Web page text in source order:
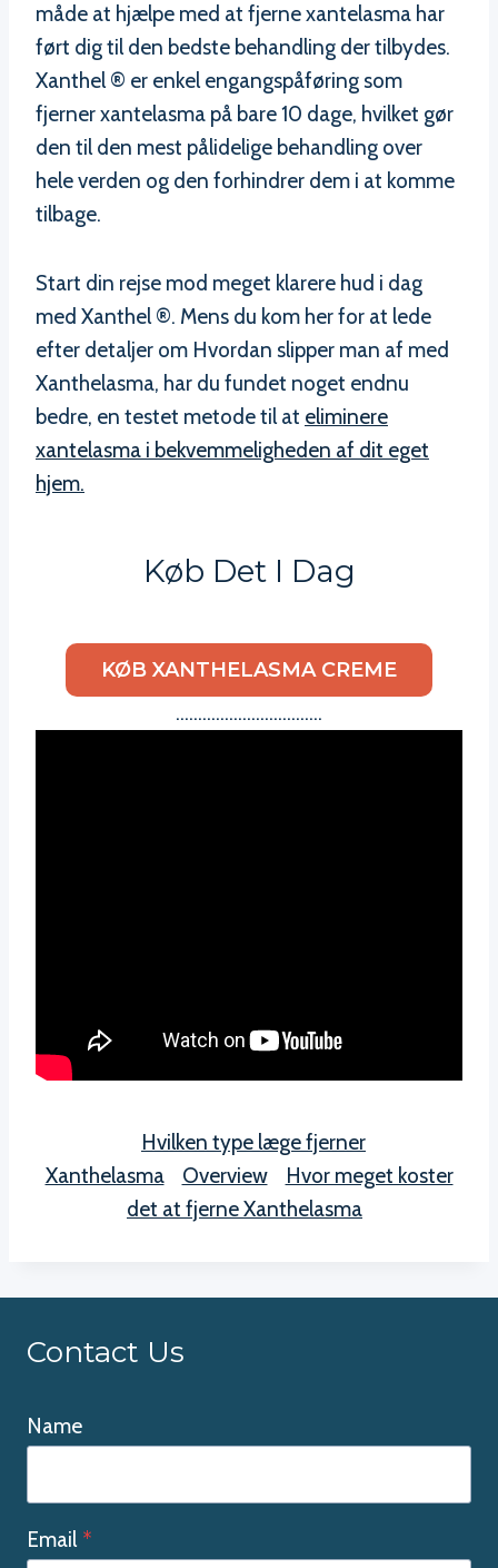
måde at hjælpe med at fjerne xantelasma har
ført dig til den bedste behandling der tilbydes.
Xanthel ® er enkel engangspåføring som
fjerner xantelasma på bare 10 dage, hvilket gør
den til den mest pålidelige behandling over
hele verden og den forhindrer dem i at komme
tilbage.
Start din rejse mod meget klarere hud i dag
med Xanthel ®. Mens du kom her for at lede
efter detaljer om Hvordan slipper man af med
Xanthelasma, har du fundet noget endnu
bedre, en testet metode til at eliminere
xantelasma i bekvemmeligheden af dit eget
hjem.
Køb Det I Dag
KØB XANTHELASMA CREME
……………………………
Hvilken type læge fjerner
Xanthelasma
Overview
Hvor meget koster
det at fjerne Xanthelasma
Contact Us
Name
Email *